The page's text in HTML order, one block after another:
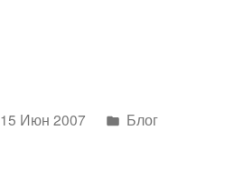
15 Июн 2007
Написано
Блог